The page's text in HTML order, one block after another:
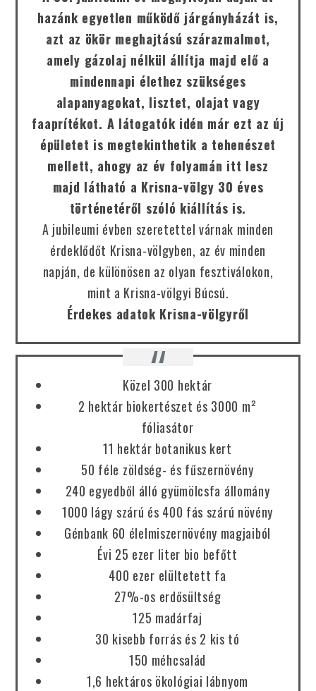
hazánk egyetlen működő járgányházát is,
azt az ökör meghajtású szárazmalmot,
amely gázolaj nélkül állítja majd elő a
mindennapi élethez szükséges
alapanyagokat, lisztet, olajat vagy
faaprítékot. A látogatók idén már ezt az új
épületet is megtekinthetik a tehenészet
mellett, ahogy az év folyamán itt lesz
majd látható a Krisna-völgy 30 éves
történetéről szóló kiállítás is.
A jubileumi évben szeretettel várnak minden
érdeklődőt Krisna-völgyben, az év minden
napján, de különösen az olyan fesztiválokon,
mint a Krisna-völgyi Búcsú.
Érdekes adatok Krisna-völgyről
Közel 300 hektár
2 hektár biokertészet és 3000 m²
fóliasátor
11 hektár botanikus kert
50 féle zöldség- és fűszernövény
240 egyedből álló gyümölcsfa állomány
1000 lágy szárú és 400 fás szárú növény
Génbank 60 élelmiszernövény magjaiból
Évi 25 ezer liter bio befőtt
400 ezer elültetett fa
27%-os erdősültség
125 madárfaj
30 kisebb forrás és 2 kis tó
150 méhcsalád
1,6 hektáros ökológiai lábnyom